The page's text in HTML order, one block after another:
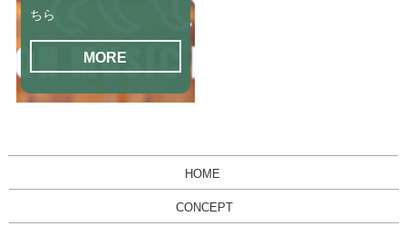
ちら
MORE
HOME
CONCEPT